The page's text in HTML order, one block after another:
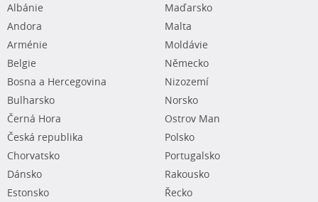
Albánie
Andora
Arménie
Belgie
Bosna a Hercegovina
Bulharsko
Černá Hora
Česká republika
Chorvatsko
Dánsko
Estonsko
Maďarsko
Malta
Moldávie
Německo
Nizozemí
Norsko
Ostrov Man
Polsko
Portugalsko
Rakousko
Řecko